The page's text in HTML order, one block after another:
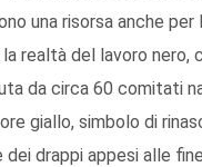
una risorsa anche
realtà del lavoro nero,
da circa 60 comitati
giallo, simbolo di
dei drappi appesi alle